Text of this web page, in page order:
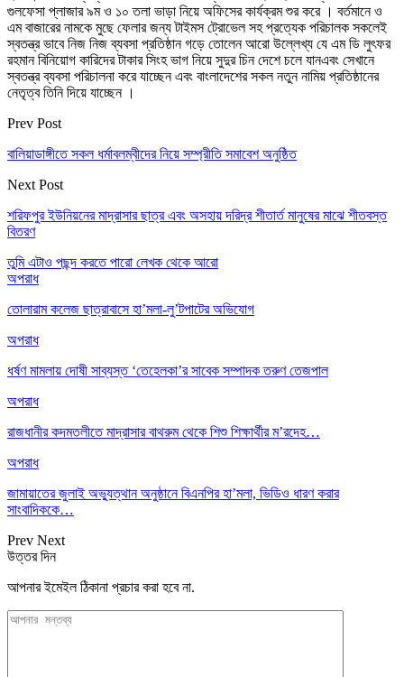
গুলফেসা প্লাজার ৯ম ও ১০ তলা ভাড়া নিয়ে অফিসের কার্যক্রম শুর করে । বর্তমানে ও
এম বাজারের নামকে মুছে ফেলার জন্য টাইমস ট্রোভেল সহ প্রত্যেক পরিচালক সকলেই
স্বতন্ত্র ভাবে নিজ নিজ ব্যবসা প্রতিষ্ঠান গড়ে তোলেন আরো উল্লেখ্য যে এম ডি লুৎফর
রহমান বিনিয়োগ কারিদের টাকার সিংহ ভাগ নিয়ে সুদুর চিন দেশে চলে যানএবং সেখানে
স্বতন্ত্র ব্যবসা পরিচালনা করে যাচ্ছেন এবং বাংলাদেশের সকল নতুন নামিয় প্রতিষ্ঠানের
নেতৃত্ব তিনি দিয়ে যাচ্ছেন ।
Prev Post
বালিয়াডাঙ্গীতে সকল ধর্মাবলম্বীদের নিয়ে সম্প্রীতি সমাবেশ অনুষ্ঠিত
Next Post
শরিফপুর ইউনিয়নের মাদ্রাসার ছাত্র এবং অসহায় দরিদ্র শীতার্ত মানুষের মাঝে শীতবস্ত
বিতরণ
তুমি এটাও পছন্দ করতে পারো লেখক থেকে আরো
অপরাধ
তোলারাম কলেজ ছাত্রাবাসে হা’মলা-লু’টপাটের অভিযোগ
অপরাধ
ধর্ষণ মামলায় দোষী সাব্যস্ত ‘তেহেলকা’র সাবেক সম্পাদক তরুণ তেজপাল
অপরাধ
রাজধানীর কদমতলীতে মাদ্রাসার বাথরুম থেকে শিশু শিক্ষার্থীর ম’রদেহ…
অপরাধ
জামায়াতের জুলাই অভ্যুত্থান অনুষ্ঠানে বিএনপির হা’মলা, ভিডিও ধারণ করার
সাংবাদিককে…
Prev Next
উত্তর দিন
আপনার ইমেইল ঠিকানা প্রচার করা হবে না.